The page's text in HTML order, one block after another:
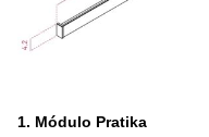
1. Módulo Pratika